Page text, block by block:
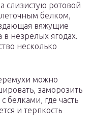
слизистую ротовой
белком,
вяжущие
незрелых ягодах.
несколько
можно
заморозить
белками, где часть
и терпкость